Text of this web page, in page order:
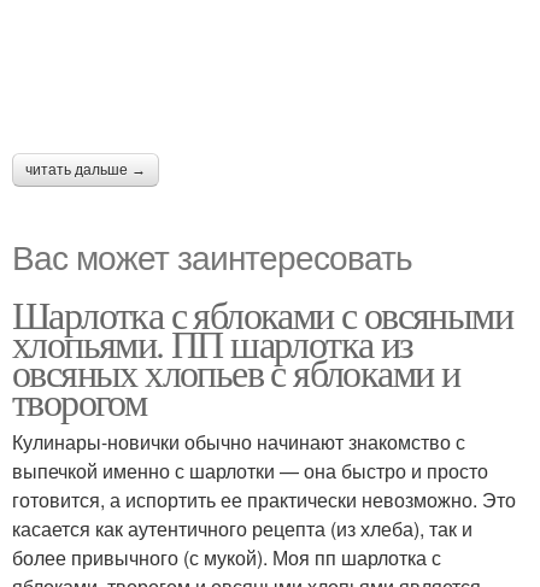
читать дальше →
Вас может заинтересовать
Шарлотка с яблоками с овсяными
хлопьями. ПП шарлотка из
овсяных хлопьев с яблоками и
творогом
Кулинары-новички обычно начинают знакомство с
выпечкой именно с шарлотки — она быстро и просто
готовится, а испортить ее практически невозможно. Это
касается как аутентичного рецепта (из хлеба), так и
более привычного (с мукой). Моя пп шарлотка с